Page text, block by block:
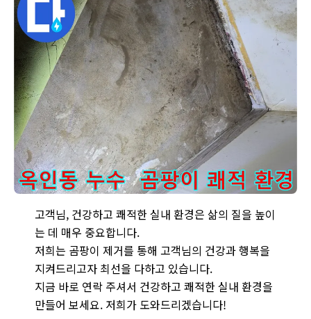
고객님, 건강하고 쾌적한 실내 환경은 삶의 질을 높이
는 데 매우 중요합니다.
저희는 곰팡이 제거를 통해 고객님의 건강과 행복을
지켜드리고자 최선을 다하고 있습니다.
지금 바로 연락 주셔서 건강하고 쾌적한 실내 환경을
만들어 보세요. 저희가 도와드리겠습니다!